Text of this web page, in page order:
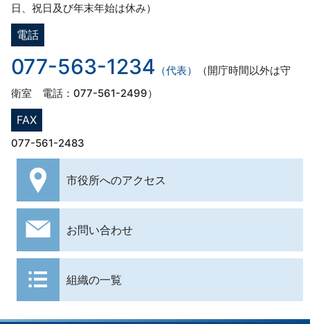
日、祝日及び年末年始は休み）
電話
077-563-1234 （代表）
（開庁時間以外は守
衛室 電話：077-561-2499）
FAX
077-561-2483
市役所へのアクセス
お問い合わせ
組織の一覧